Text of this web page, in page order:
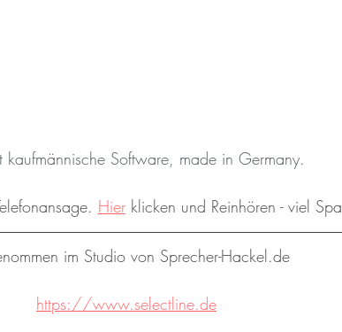
kaufmännische Software, made in Germany.
Hier klicken und Reinhören - viel
im Studio von Sprecher-Hackel.de
https://www.selectline.de